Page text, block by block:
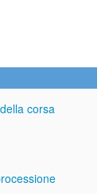
corsa